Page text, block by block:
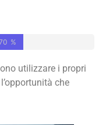
%
utilizzare i propri
che